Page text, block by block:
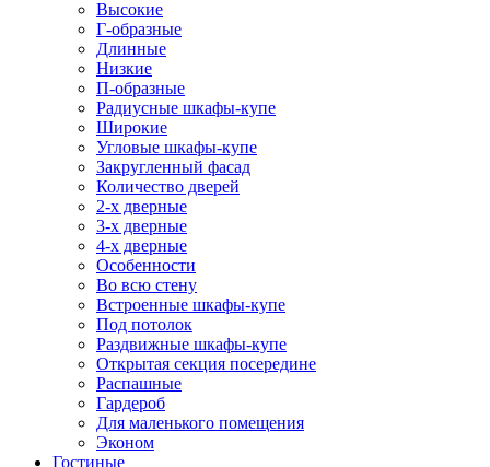
Высокие
Г-образные
Длинные
Низкие
П-образные
Радиусные шкафы-купе
Широкие
Угловые шкафы-купе
Закругленный фасад
Количество дверей
2-х дверные
3-х дверные
4-х дверные
Особенности
Во всю стену
Встроенные шкафы-купе
Под потолок
Раздвижные шкафы-купе
Открытая секция посередине
Распашные
Гардероб
Для маленького помещения
Эконом
Гостиные